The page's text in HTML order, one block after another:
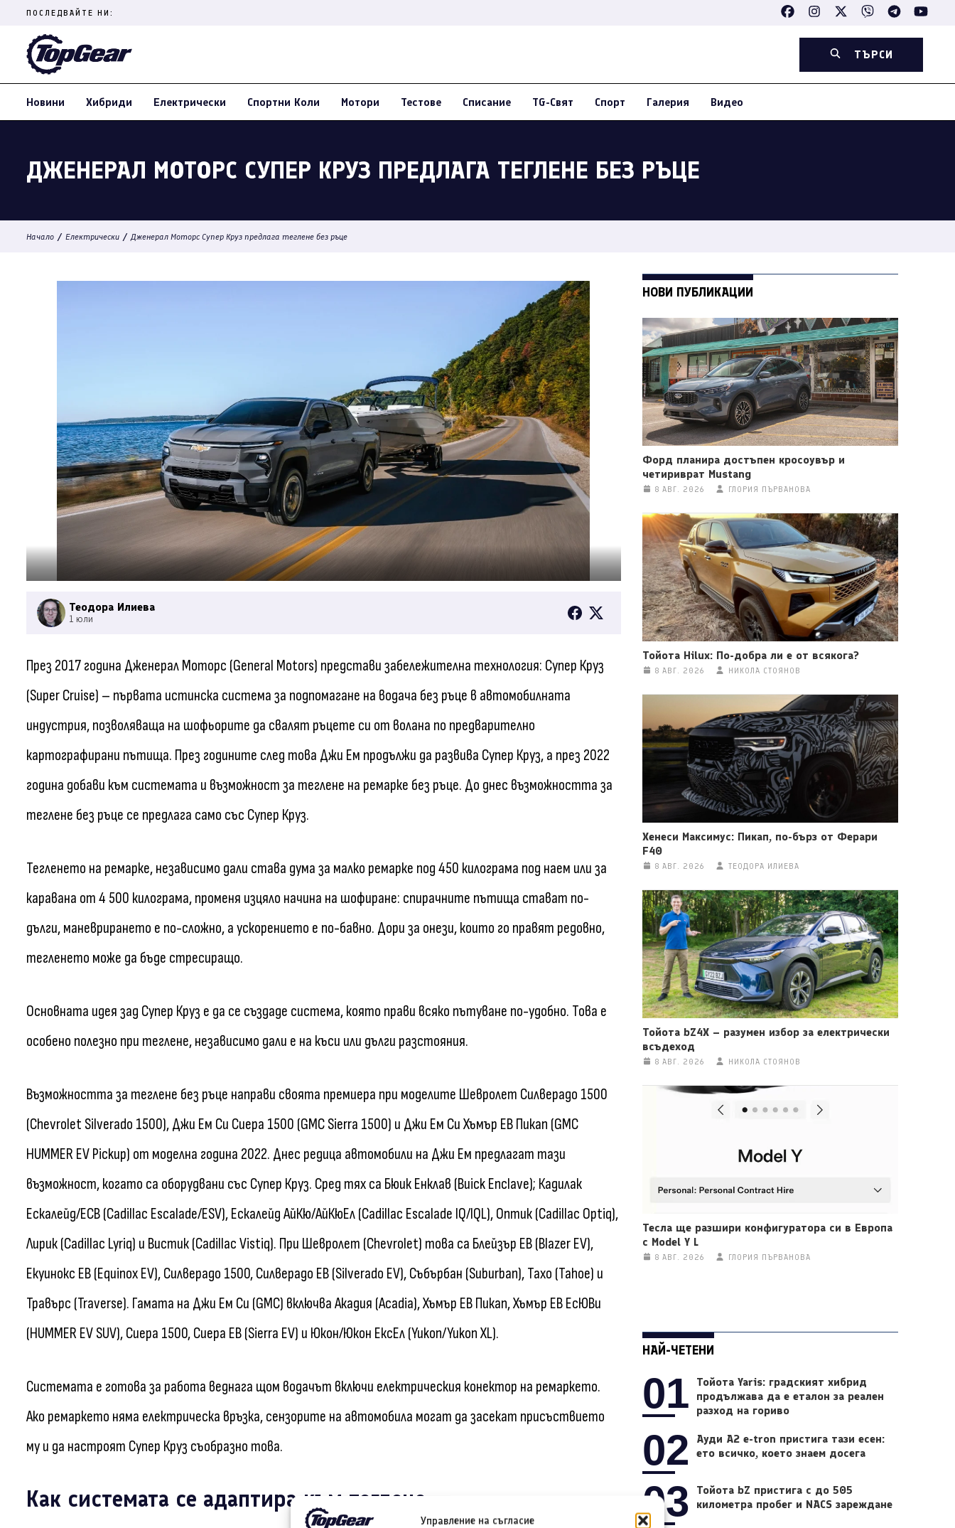
Управление на съгласие
content
(Press
ПОСЛЕДВАЙТЕ НИ:
ТЪРСИ
Новини Хибриди Електрически Спортни Коли Мотори Тестове Списание TG-Свят Спорт Галерия Видео
ДЖЕНЕРАЛ МОТОРС СУПЕР КРУЗ ПРЕДЛАГА ТЕГЛЕНЕ БЕЗ РЪЦЕ
Начало / Електрически /Дженерал Моторс Супер Круз предлага теглене без ръце
Теодора Илиева
1 юли
През 2017 година Дженерал Моторс (General Motors) представи забележителна технология: Супер Круз
(Super Cruise) – първата истинска система за подпомагане на водача без ръце в автомобилната
индустрия, позволяваща на шофьорите да свалят ръцете си от волана по предварително
картографирани пътища. През годините след това Джи Ем продължи да развива Супер Круз, а през 2022
година добави към системата и възможност за теглене на ремарке без ръце. До днес възможността за
теглене без ръце се предлага само със Супер Круз.
Тегленето на ремарке, независимо дали става дума за малко ремарке под 450 килограма под наем или за
каравана от 4 500 килограма, променя изцяло начина на шофиране: спирачните пътища стават по-
дълги, маневрирането е по-сложно, а ускорението е по-бавно. Дори за онези, които го правят редовно,
тегленето може да бъде стресиращо.
Основната идея зад Супер Круз е да се създаде система, която прави всяко пътуване по-удобно. Това е
особено полезно при теглене, независимо дали е на къси или дълги разстояния.
Възможността за теглене без ръце направи своята премиера при моделите Шевролет Силверадо 1500
(Chevrolet Silverado 1500), Джи Ем Си Сиера 1500 (GMC Sierra 1500) и Джи Ем Си Хъмър ЕВ Пикап (GMC
HUMMER EV Pickup) от моделна година 2022. Днес редица автомобили на Джи Ем предлагат тази
възможност, когато са оборудвани със Супер Круз. Сред тях са Бюик Енклав (Buick Enclave); Кадилак
Ескалейд/ЕСВ (Cadillac Escalade/ESV), Ескалейд АйКю/АйКюЕл (Cadillac Escalade IQ/IQL), Оптик (Cadillac Optiq),
Лирик (Cadillac Lyriq) и Вистик (Cadillac Vistiq). При Шевролет (Chevrolet) това са Блейзър ЕВ (Blazer EV),
Екуинокс ЕВ (Equinox EV), Силверадо 1500, Силверадо ЕВ (Silverado EV), Събърбан (Suburban), Тахо (Tahoe) и
Травърс (Traverse). Гамата на Джи Ем Си (GMC) включва Акадия (Acadia), Хъмър ЕВ Пикап, Хъмър ЕВ ЕсЮВи
(HUMMER EV SUV), Сиера 1500, Сиера ЕВ (Sierra EV) и Юкон/Юкон ЕксЕл (Yukon/Yukon XL).
Системата е готова за работа веднага щом водачът включи електрическия конектор на ремаркето.
Ако ремаркето няма електрическа връзка, сензорите на автомобила могат да засекат присъствието
му и да настроят Супер Круз съобразно това.
Как системата се адаптира към теглене
НОВИ ПУБЛИКАЦИИ
Форд планира достъпен кросоувър и
четириврат Mustang
8 АВГ. 2026 ГЛОРИЯ ПЪРВАНОВА
Тойота Hilux: По-добра ли е от всякога?
8 АВГ. 2026 НИКОЛА СТОЯНОВ
Хенеси Максимус: Пикап, по-бърз от Ферари
F40
8 АВГ. 2026 ТЕОДОРА ИЛИЕВА
Тойота bZ4X – разумен избор за електрически
всъдеход
8 АВГ. 2026 НИКОЛА СТОЯНОВ
Тесла ще разшири конфигуратора си в Европа
с Model Y L
8 АВГ. 2026 ГЛОРИЯ ПЪРВАНОВА
НАЙ-ЧЕТЕНИ
01
Тойота Yaris: градският хибрид
продължава да е еталон за реален
разход на гориво
02
Ауди A2 e-tron пристига тази есен:
ето всичко, което знаем досега
03
Тойота bZ пристига с до 505
километра пробег и NACS зареждане